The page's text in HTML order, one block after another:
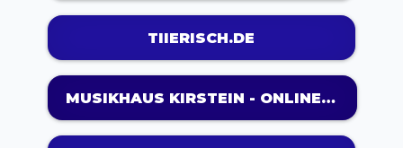
TIIERISCH.DE
MUSIKHAUS KIRSTEIN - ONLINESHOP FÜR MUSIKINSTRUMENTE UND -EQUIPMENT